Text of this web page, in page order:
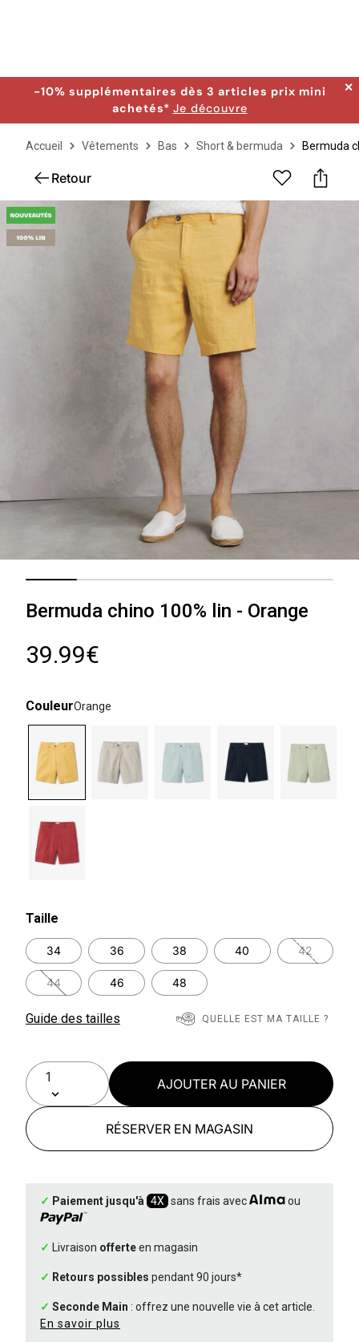
-10% supplémentaires dès 3 articles prix mini
achetés* Je découvre
✕
Accueil Vêtements Bas Short & bermuda Bermuda
Retour
Bermuda chino 100% lin - Orange
39.99€
CouleurOrange
Taille
34 36 38 40 42
44 46 48
Guide des tailles QUELLE EST MA TAILLE ?
AJOUTER AU PANIER
RÉSERVER EN MAGASIN
✓ Paiement jusqu'à 4X sans frais avec ou
✓ Livraison offerteen magasin
✓ Retours possibles pendant 90 jours*
✓ Seconde Main : offrez une nouvelle vie à cet article.
En savoir plus